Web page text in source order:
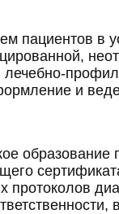
пациентов в
лечебно-
и
образование
протоколов